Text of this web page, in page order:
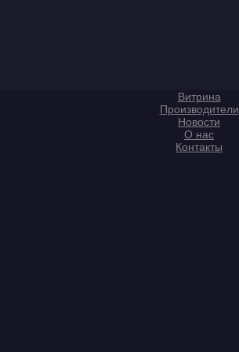
Витрина
Производители
Новости
О нас
Контакты